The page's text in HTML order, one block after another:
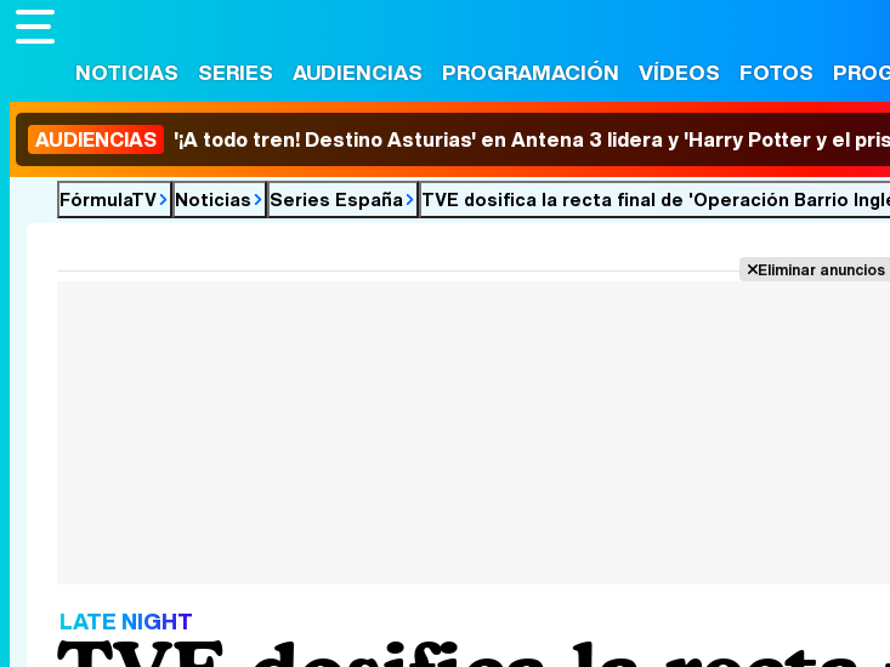
NOTICIAS SERIES AUDIENCIAS PROGRAMACIÓN VÍDEOS FOTOS
AUDIENCIAS '¡A todo tren! Destino Asturias' en Antena 3 lidera y 'Harry Potter y el
FórmulaTV Noticias Series España TVE dosifica la recta final de 'Operación Barrio
Eliminar anuncios
LATE NIGHT